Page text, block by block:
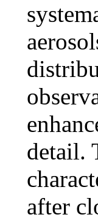
detail.
after